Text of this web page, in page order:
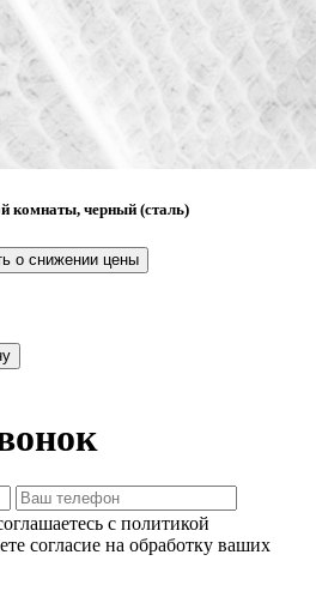
комнаты, черный (сталь)
с политикой
согласие на обработку ваших